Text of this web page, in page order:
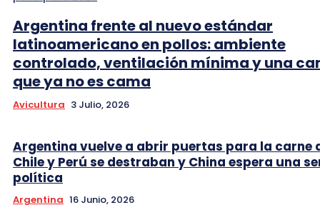
Argentina frente al nuevo estándar
latinoamericano en pollos: ambiente
controlado, ventilación mínima y una
que ya no es cama
Avicultura 3 Julio, 2026
Argentina vuelve a abrir puertas para la carne
Chile y Perú se destraban y China espera una
política
Argentina 16 Junio, 2026